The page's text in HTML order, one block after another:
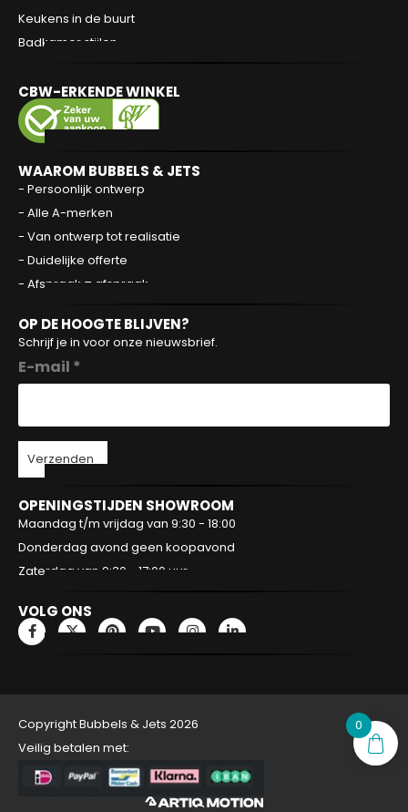
Keukens in de buurt
Badkamer stijlen
CBW-ERKENDE WINKEL
WAAROM BUBBELS & JETS
- Persoonlijk ontwerp
- Alle A-merken
- Van ontwerp tot realisatie
- Duidelijke offerte
- Afspraak = afspraak
OP DE HOOGTE BLIJVEN?
Schrijf je in voor onze nieuwsbrief.
E-mail *
Verzenden
OPENINGSTIJDEN SHOWROOM
Maandag t/m vrijdag van 9:30 - 18:00
Donderdag avond geen koopavond
Zaterdag van 9:30 - 17:00 uur
VOLG ONS
Copyright Bubbels & Jets 2026
Veilig betalen met:
0